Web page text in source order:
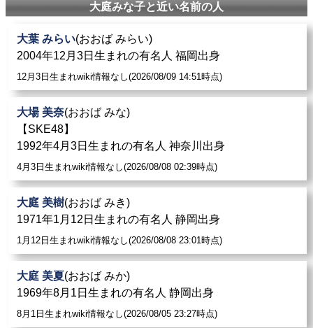
大庭みな子と近い名前の人
大葉 みらい(おおば みらい)
2004年12月3日生まれの有名人 福岡出身
12月3日生まれwiki情報なし(2026/08/09 14:51時点)
大場 美奈(おおば みな)
【SKE48】
1992年4月3日生まれの有名人 神奈川出身
4月3日生まれwiki情報なし(2026/08/08 02:39時点)
大庭 美樹(おおば みき)
1971年1月12日生まれの有名人 静岡出身
1月12日生まれwiki情報なし(2026/08/08 23:01時点)
大庭 美夏(おおば みか)
1969年8月1日生まれの有名人 静岡出身
8月1日生まれwiki情報なし(2026/08/05 23:27時点)